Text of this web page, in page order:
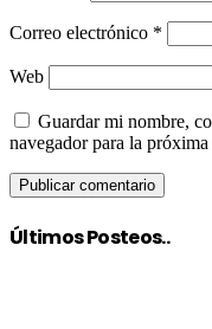
Correo electrónico *
Web
Guardar mi nombre,
navegador para la
Últimos Posteos..